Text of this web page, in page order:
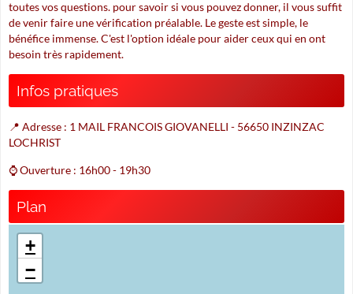
toutes vos questions. pour savoir si vous pouvez donner, il vous suffit
de venir faire une vérification préalable. Le geste est simple, le
bénéfice immense. C'est l'option idéale pour aider ceux qui en ont
besoin très rapidement.
Infos pratiques
📍 Adresse : 1 MAIL FRANCOIS GIOVANELLI - 56650 INZINZAC
LOCHRIST
⌚ Ouverture : 16h00 - 19h30
Plan
+
−